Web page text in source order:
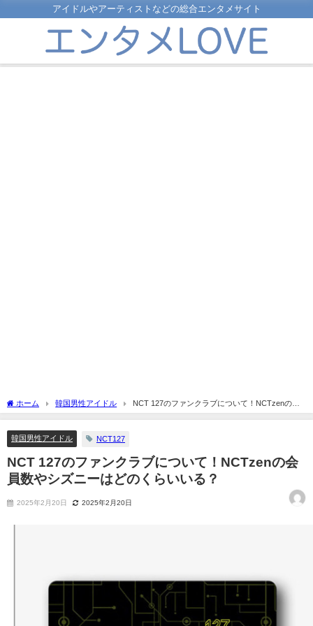
アイドルやアーティストなどの総合エンタメサイト
ホーム 韓国男性アイドル
NCT 127のファンクラブについて！NCTzenの会
員数やシズニーはどのくらいいる？
韓国男性アイドル NCT127
NCT 127のファンクラブについて！NCTzenの会
員数やシズニーはどのくらいいる？
2025年2月20日 2025年2月20日